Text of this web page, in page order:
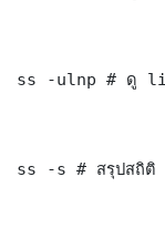
ss -ulnp # ดู
ss -s # สรุปสถิติ